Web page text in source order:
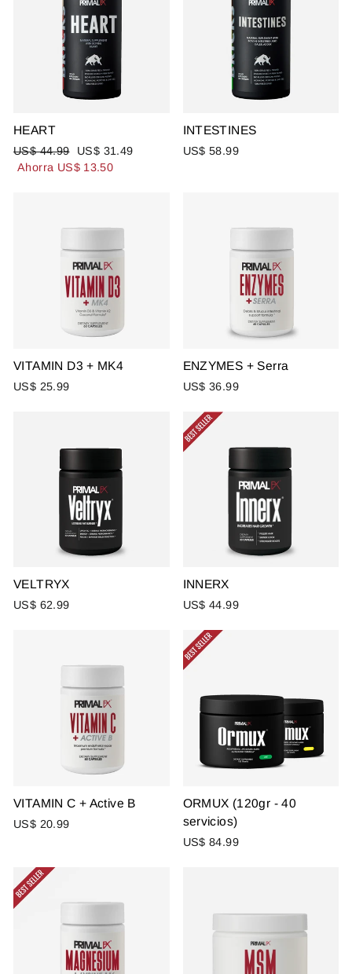
HEART
Precio
habitual
US$ 44.99
Precio
de
US$ 31.49
Ahorra US$ 13.50
INTESTINES
US$ 58.99
VITAMIN D3 + MK4
US$ 25.99
ENZYMES + Serra
US$ 36.99
VELTRYX
US$ 62.99
INNERX
US$ 44.99
VITAMIN C + Active B
US$ 20.99
ORMUX (120gr - 40
servicios)
US$ 84.99